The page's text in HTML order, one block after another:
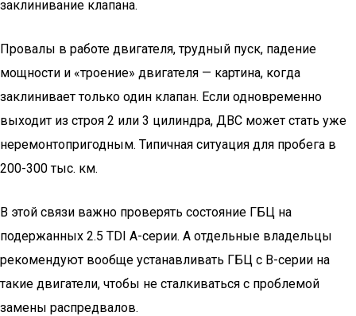
заклинивание клапана.
Провалы в работе двигателя, трудный пуск, падение
мощности и «троение» двигателя — картина, когда
заклинивает только один клапан. Если одновременно
выходит из строя 2 или 3 цилиндра, ДВС может стать уже
неремонтопригодным. Типичная ситуация для пробега в
200-300 тыс. км.
В этой связи важно проверять состояние ГБЦ на
подержанных 2.5 TDI А-серии. А отдельные владельцы
рекомендуют вообще устанавливать ГБЦ с В-серии на
такие двигатели, чтобы не сталкиваться с проблемой
замены распредвалов.